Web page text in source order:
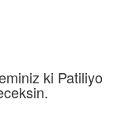
ki Patiliyo